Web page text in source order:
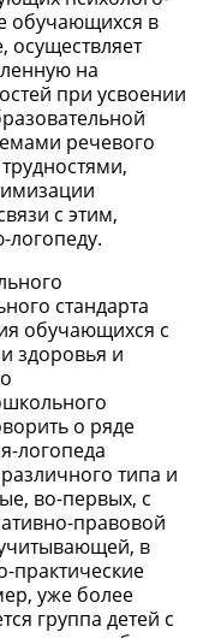
обучающихся в
осуществляет
на
при усвоении
речевого
с этим,
логопеду.
стандарта
обучающихся с
здоровья и
о ряде
логопеда
типа и
во-первых, с
правовой
в
практические
уже более
группа детей с